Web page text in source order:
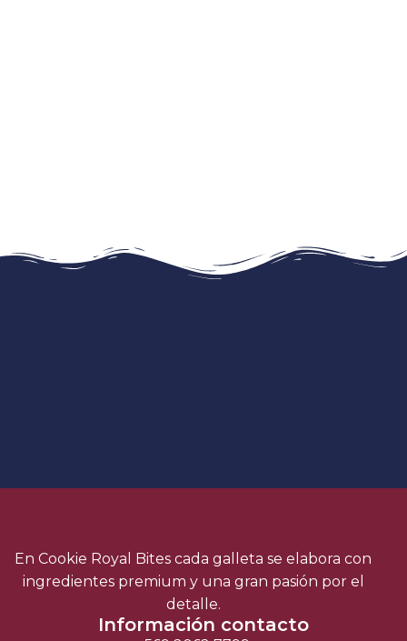
En Cookie Royal Bites cada galleta se elabora con
ingredientes premium y una gran pasión por el
detalle.
Información contacto